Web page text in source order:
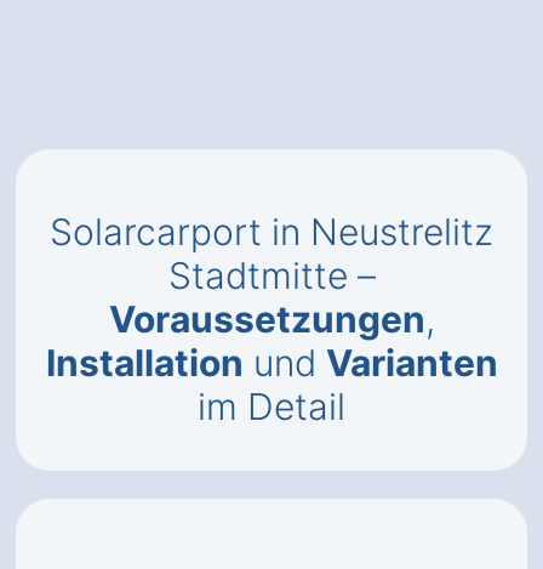
Solarcarport in Neustrelitz
Stadtmitte –
Voraussetzungen,
Installation und Varianten
im Detail